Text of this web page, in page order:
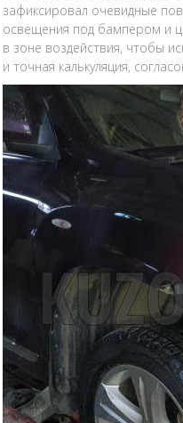
зафиксировал очевидные
освещения под бампером и
в зоне воздействия, чтобы
и точная калькуляция,